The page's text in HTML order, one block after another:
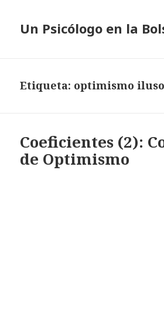
Un Psicólogo en la
Etiqueta: optimismo
Coeficientes (2):
de Optimismo